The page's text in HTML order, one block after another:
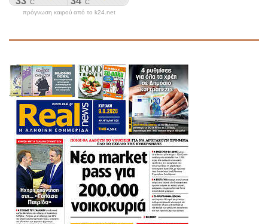
πρόγνωση καιρού από το k24.net